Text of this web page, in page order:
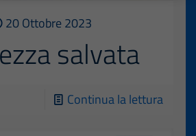
20 Ottobre 2023
salvata
Continua la lettura-